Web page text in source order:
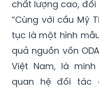
triển nông nghiệp
ứng phó biến đổi
chất lượng cao, đổi
“Cùng với cầu Mỹ
tục là một hình
quả nguồn vốn